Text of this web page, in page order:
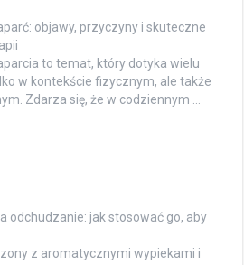
objawy, przyczyny i skuteczne
to temat, który dotyka wielu
w kontekście fizycznym, ale także
Zdarza się, że w codziennym …
odchudzanie: jak stosować go, aby
z aromatycznymi wypiekami i